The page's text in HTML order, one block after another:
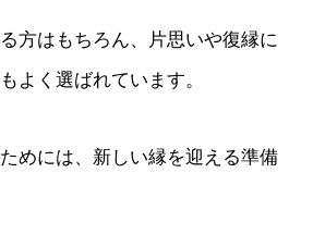
方はもちろん、片思いや復縁に
よく選ばれています。
めには、新しい縁を迎える準備